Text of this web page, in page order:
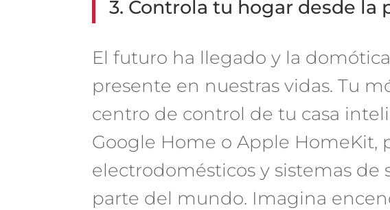
3. Controla tu hogar desde la
El futuro ha llegado y la
presente en nuestras vidas. Tu
centro de control de tu casa
Google Home o Apple HomeKit,
electrodomésticos y sistemas
parte del mundo. Imagina